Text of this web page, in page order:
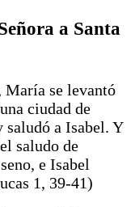
a Santa
María se levantó
ciudad de
saludó a Isabel. Y
saludo de
e Isabel
1, 39-41)